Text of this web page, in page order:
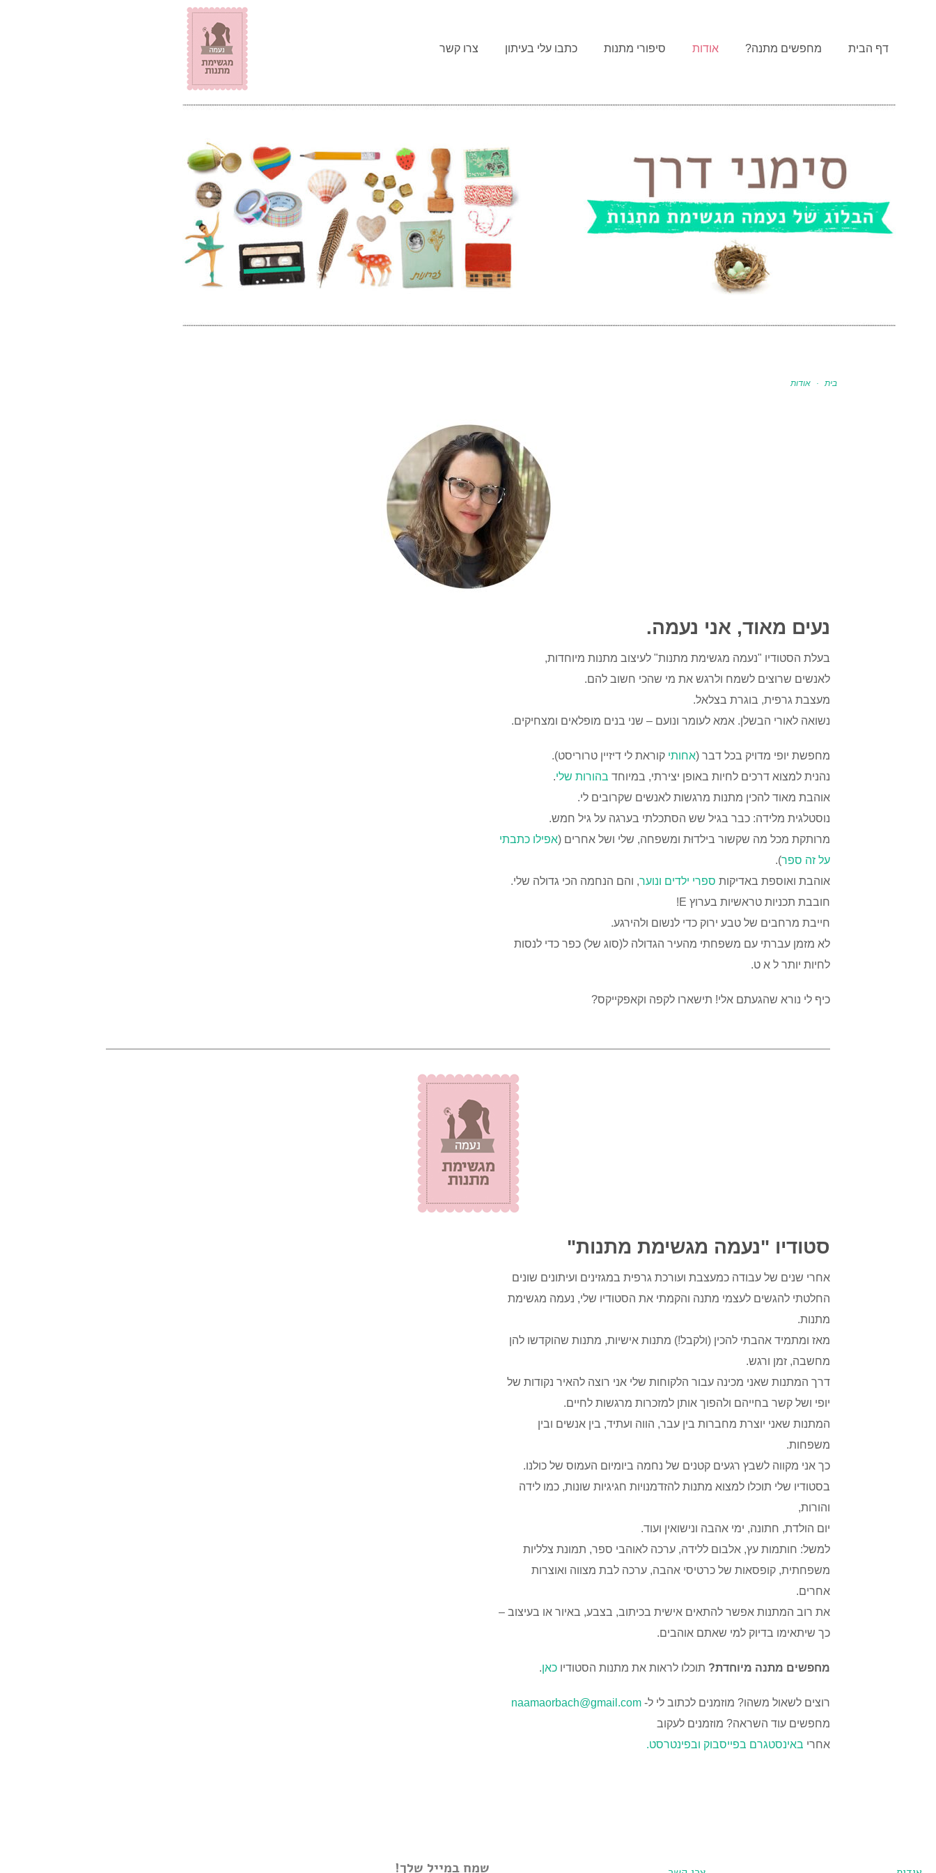
דף הבית מחפשים מתנה? אודות סיפורי מתנות כתבו עלי בעיתון צרו קשר
בית · אודות
נעים מאוד, אני נעמה.
בעלת הסטודיו "נעמה מגשימת מתנות" לעיצוב מתנות מיוחדות,
לאנשים שרוצים לשמח ולרגש את מי שהכי חשוב להם.
מעצבת גרפית, בוגרת בצלאל.
נשואה לאורי הבשלן. אמא לעומר ונועם – שני בנים מופלאים ומצחיקים.
מחפשת יופי מדויק בכל דבר (אחותי קוראת לי דיזיין טרוריסט).
נהנית למצוא דרכים לחיות באופן יצירתי, במיוחד בהורות שלי.
אוהבת מאוד להכין מתנות מרגשות לאנשים שקרובים לי.
נוסטלגית מלידה: כבר בגיל שש הסתכלתי בערגה על גיל חמש.
מרותקת מכל מה שקשור בילדוּת ומשפחה, שלי ושל אחרים (אפילו כתבתי
על זה ספר).
אוהבת ואוספת באדיקות ספרי ילדים ונוער, והם הנחמה הכי גדולה שלי.
חובבת תכניות טראשיות בערוץ E!
חייבת מרחבים של טבע ירוק כדי לנשום ולהירגע.
לא מזמן עברתי עם משפחתי מהעיר הגדולה ל(סוג של) כפר כדי לנסות
לחיות יותר ל א ט.
כיף לי נורא שהגעתם אלי! תישארו לקפה וקאפקייקס?
סטודיו "נעמה מגשימת מתנות"
אחרי שנים של עבודה כמעצבת ועורכת גרפית במגזינים ועיתונים שונים
החלטתי להגשים לעצמי מתנה והקמתי את הסטודיו שלי, נעמה מגשימת
מתנות.
מאז ומתמיד אהבתי להכין (ולקבל!) מתנות אישיות, מתנות שהוקדשו להן
מחשבה, זמן ורגש.
דרך המתנות שאני מכינה עבור הלקוחות שלי אני רוצה להאיר נקודות של
יופי ושל קשר בחייהם ולהפוך אותן למזכרות מרגשות לחיים.
המתנות שאני יוצרת מחברות בין עבר, הווה ועתיד, בין אנשים ובין
משפחות.
כך אני מקווה לשבץ רגעים קטנים של נחמה ביומיום העמוס של כולנו.
בסטודיו שלי תוכלו למצוא מתנות להזדמנויות חגיגיות שונות, כמו לידה
והורות,
יום הולדת, חתונה, ימי אהבה ונישואין ועוד.
למשל: חותמות עץ, אלבום ללידה, ערכה לאוהבי ספר, תמונת צלליות
משפחתית, קופסאות של כרטיסי אהבה, ערכה לבת מצווה ואוצרות
אחרים.
את רוב המתנות אפשר להתאים אישית בכיתוב, בצבע, באיור או בעיצוב –
כך שיתאימו בדיוק למי שאתם אוהבים.
מחפשים מתנה מיוחדת? תוכלו לראות את מתנות הסטודיו כאן.
רוצים לשאול משהו? מוזמנים לכתוב לי ל- naamaorbach@gmail.com
מחפשים עוד השראה? מוזמנים לעקוב
אחרי באינסטגרם בפייסבוק ובפינטרסט.
שמח במייל שלך!